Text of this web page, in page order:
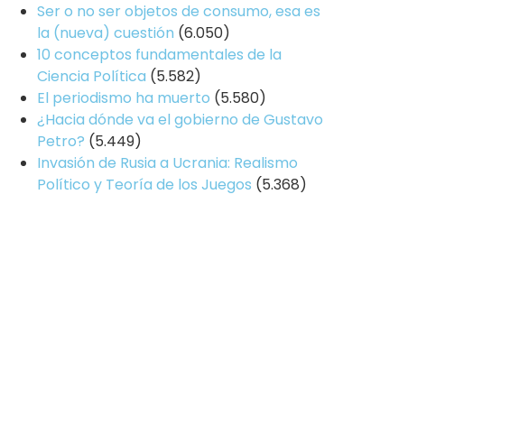
Ser o no ser objetos de consumo, esa es
la (nueva) cuestión (6.050)
10 conceptos fundamentales de la
Ciencia Política (5.582)
El periodismo ha muerto (5.580)
¿Hacia dónde va el gobierno de Gustavo
Petro? (5.449)
Invasión de Rusia a Ucrania: Realismo
Político y Teoría de los Juegos (5.368)